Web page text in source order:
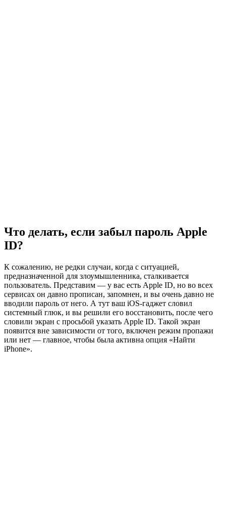
Что делать, если забыл пароль Apple
ID?
К сожалению, не редки случаи, когда с ситуацией,
предназначенной для злоумышленника, сталкивается
пользователь. Представим — у вас есть Apple ID, но во всех
сервисах он давно прописан, запомнен, и вы очень давно не
вводили пароль от него. А тут ваш iOS-гаджет словил
системный глюк, и вы решили его восстановить, после чего
словили экран с просьбой указать Apple ID. Такой экран
появится вне зависимости от того, включен режим пропажи
или нет — главное, чтобы была активна опция «Найти
iPhone».